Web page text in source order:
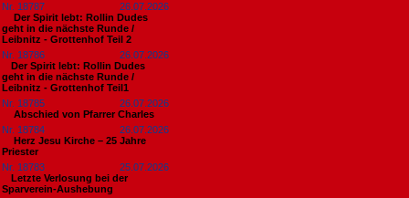
Nr. 18787
26.07.2026
Der Spirit lebt: Rollin Dudes
geht in die nächste Runde /
Leibnitz - Grottenhof Teil 2
Nr. 18786
26.07.2026
​Der Spirit lebt: Rollin Dudes
geht in die nächste Runde /
Leibnitz - Grottenhof Teil1
Nr. 18785
26.07.2026
Abschied von Pfarrer Charles
Nr. 18784
26.07.2026
Herz Jesu Kirche – 25 Jahre
Priester
Nr. 18783
25.07.2026
​Letzte Verlosung bei der
Sparverein-Aushebung